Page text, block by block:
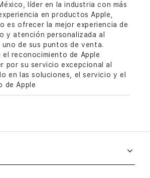
líder en la industria con más
en productos Apple,
es ofrecer la mejor experiencia de
y atención personalizada al
de sus puntos de venta.
el reconocimiento de Apple
por su servicio excepcional al
en las soluciones, el servicio y el
de Apple